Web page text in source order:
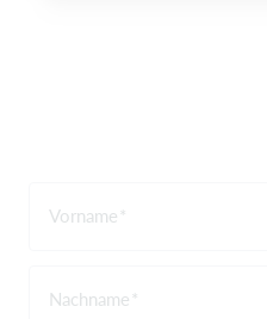
Vorname
Nachname